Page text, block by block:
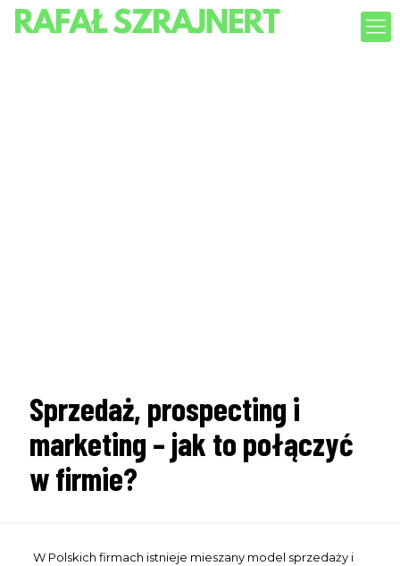
Sprzedaż, prospecting i
marketing – jak to połączyć
w firmie?
W Polskich firmach istnieje mieszany model sprzedaży i